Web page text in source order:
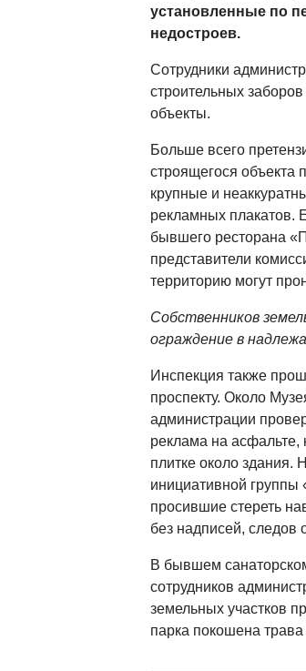
установленные по
недостроев.
Сотрудники
строительных
объекты.
Больше всего
строящегося объекта
крупные и
рекламных плакатов.
бывшего ресторана
представители
территорию могут
Собственников
ограждение в
Инспекция также
проспекту. Около
администрации
реклама на асфальте,
плитке около здания.
инициативной группы
просившие стереть
без надписей, следов
В бывшем
сотрудников
земельных участков
парка покошена